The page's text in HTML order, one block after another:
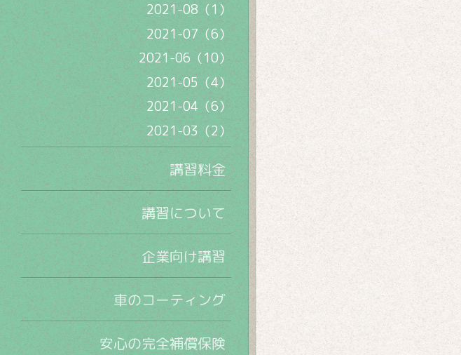
2021-08（1）
2021-07（6）
2021-06（10）
2021-05（4）
2021-04（6）
2021-03（2）
講習料金
講習について
企業向け講習
車のコーティング
安心の完全補償保険